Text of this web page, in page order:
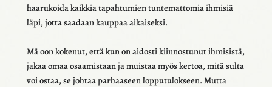
haaru­koida kaik­kia tapah­tu­mien tunte­mat­to­mia ihmi­siä
läpi, jotta saadaan kaup­paa aikai­seksi.
Mä oon koke­nut, että kun on aidosti kiin­nos­tu­nut ihmi­sistä,
jakaa omaa osaa­mis­taan ja muis­taa myös kertoa, mitä sulta
voi ostaa, se johtaa parhaa­seen loppu­tu­lok­seen. Mutta